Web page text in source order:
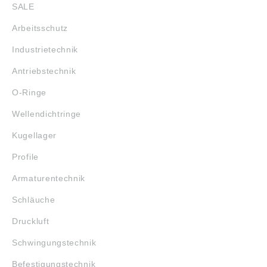
SALE
Arbeitsschutz
Industrietechnik
Antriebstechnik
O-Ringe
Wellendichtringe
Kugellager
Profile
Armaturentechnik
Schläuche
Druckluft
Schwingungstechnik
Befestigungstechnik